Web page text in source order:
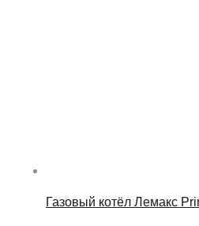
Газовый котёл Лемакс